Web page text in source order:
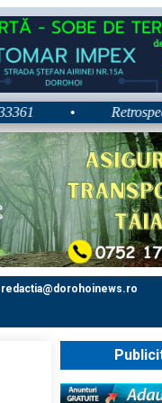
Retrospectiva
redactia@dorohoinews.ro